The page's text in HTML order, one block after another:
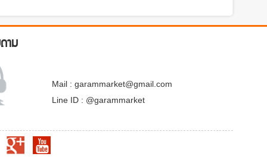
าม
Mail : garammarket@gmail.com
Line ID : @garammarket